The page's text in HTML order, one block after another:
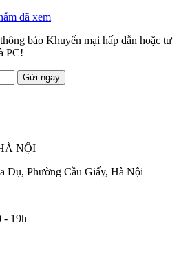
đã xem
báo Khuyến mại hấp dẫn hoặc tư
PC!
Gửi ngay
NỘI
Dụ, Phường Cầu Giấy, Hà Nội
- 19h